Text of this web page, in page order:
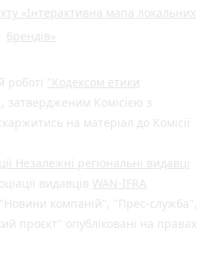
«Інтерактивна мапа локальних
брендів»
роботі "Кодексом етики
, затвердженим Комісією з
на матеріал до Комісії
Незалежні регіональні видавці
видавців WAN-IFRA
компаній", "Прес-служба",
проєкт" опубліковані на правах